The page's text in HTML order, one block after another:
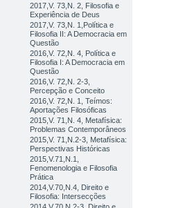
2017,V. 73,N. 2, Filosofia e
Experiência de Deus
2017,V. 73,N. 1,Política e
Filosofia II: A Democracia em
Questão
2016,V. 72,N. 4, Política e
Filosofia I: A Democracia em
Questão
2016,V. 72,N. 2-3,
Percepção e Conceito
2016,V. 72,N. 1, Teímos:
Aportações Filosóficas
2015,V. 71,N. 4, Metafísica:
Problemas Contemporâneos
2015,V. 71,N.2-3, Metafísica:
Perspectivas Históricas
2015,V.71,N.1,
Fenomenologia e Filosofia
Prática
2014,V.70,N.4, Direito e
Filosofia: Intersecções